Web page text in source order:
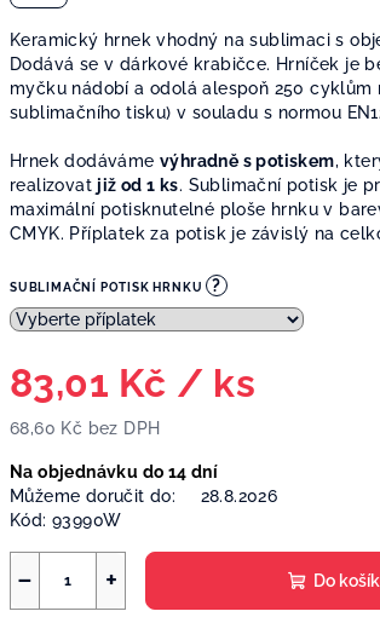
Keramický hrnek vhodný na sublimaci s
Dodává se v dárkové krabičce. Hrníček je
myčku nádobí a odolá alespoň 250 cyklům
sublimačního tisku) v souladu s normou
Hrnek dodáváme výhradně s potiskem,
realizovat již od 1 ks. Sublimační potisk je
maximální potisknutelné ploše hrnku v
CMYK. Příplatek za potisk je závislý na
SUBLIMAČNÍ POTISK HRNKU ?
83,01 Kč / ks
68,60 Kč bez DPH
cena:
Na objednávku do 14 dní
Můžeme doručit do:
28.8.2026
Kód: 93990W
+
− Do